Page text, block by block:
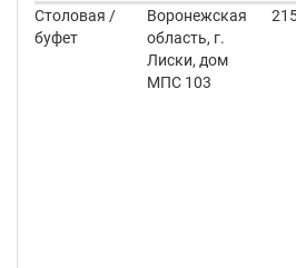
Столовая /
буфет
Воронежская
область, г.
Лиски, дом
МПС 103